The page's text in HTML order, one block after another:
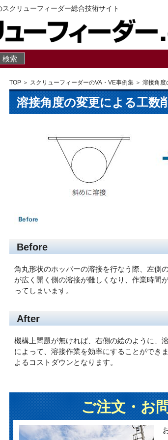
クリューフィーダー総合技術サイト
TOP ＞ スクリューフィーダーのVA・VE事例集 ＞ 溶接角
溶接角度の変更による工数
Before
角丸形状のホッパーの溶接を行なう際、左側
が広く開く側の溶接が難しくなり、作業時間
ってしまいます。
After
機構上問題が無ければ、右側の絵のように、
によって、溶接作業を効率にすることができ
よるコストダウンとなります。
ご注文・お